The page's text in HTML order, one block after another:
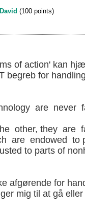
David (100 points)
of action' kan
begreb for
are never
other, they are
are endowed to
to parts of
afgørende for
mig til at gå